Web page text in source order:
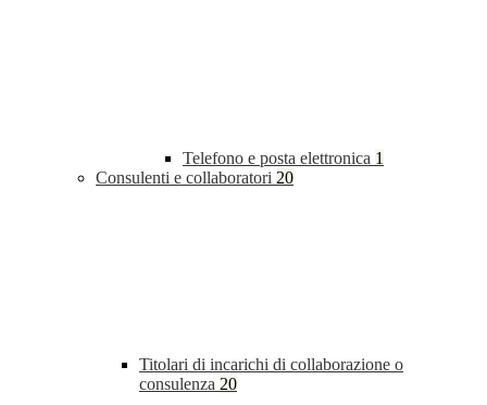
Telefono e posta elettronica 1
Consulenti e collaboratori 20
Titolari di incarichi di collaborazione o
consulenza 20